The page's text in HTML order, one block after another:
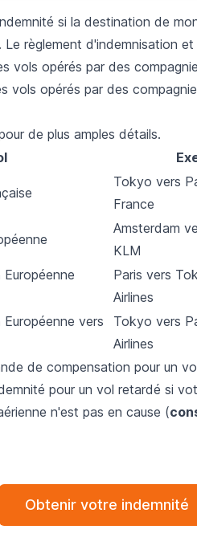
si la destination de
règlement d'indemnisation
vols opérés par des
vols opérés par des
de plus amples détails.
Tokyo vers
France
Amsterdam
KLM
Paris vers
Airlines
vers
Tokyo vers
Airlines
de compensation pour un
pour un vol retardé si
n'est pas en cause (
Obtenir votre indemnité